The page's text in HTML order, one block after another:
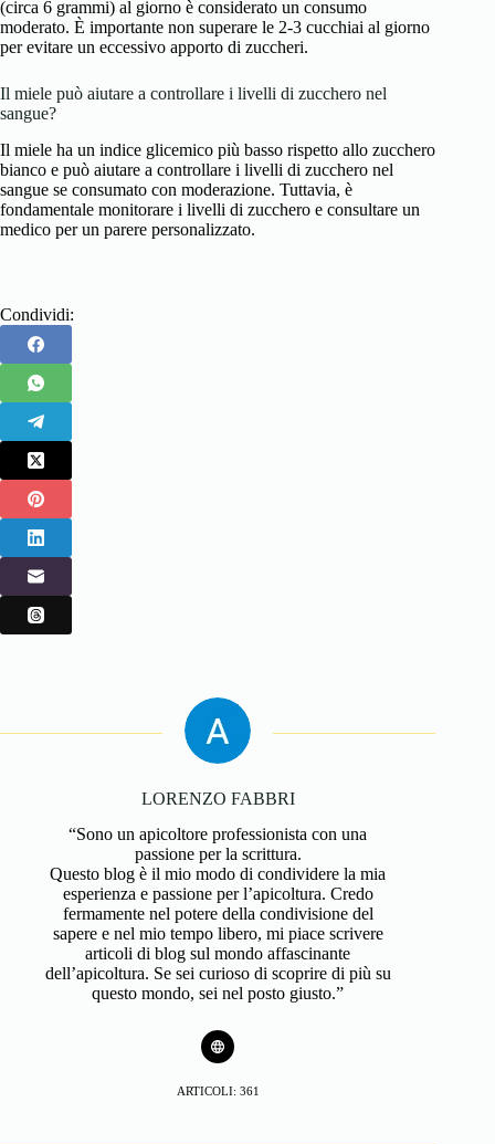
(circa 6 grammi) al giorno è considerato un consumo
moderato. È importante non superare le 2-3 cucchiai al giorno
per evitare un eccessivo apporto di zuccheri.
Il miele può aiutare a controllare i livelli di zucchero nel
sangue?
Il miele ha un indice glicemico più basso rispetto allo zucchero
bianco e può aiutare a controllare i livelli di zucchero nel
sangue se consumato con moderazione. Tuttavia, è
fondamentale monitorare i livelli di zucchero e consultare un
medico per un parere personalizzato.
Condividi:
LORENZO FABBRI
“Sono un apicoltore professionista con una
passione per la scrittura.
Questo blog è il mio modo di condividere la mia
esperienza e passione per l’apicoltura. Credo
fermamente nel potere della condivisione del
sapere e nel mio tempo libero, mi piace scrivere
articoli di blog sul mondo affascinante
dell’apicoltura. Se sei curioso di scoprire di più su
questo mondo, sei nel posto giusto.”
ARTICOLI: 361